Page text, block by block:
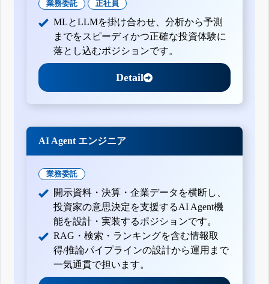
業務委託 正社員
MLとLLMを掛け合わせ、分析から予測
までをスピーディかつ正確な投資体験に
落とし込むポジションです。
Detail
AI Agent エンジニア
業務委託
開示資料・決算・企業データを横断し、
投資家の意思決定を支援するAI Agent機
能を設計・実装するポジションです。
RAG・検索・ランキングを含む情報取
得/推論パイプラインの設計から運用まで
一気通貫で担います。